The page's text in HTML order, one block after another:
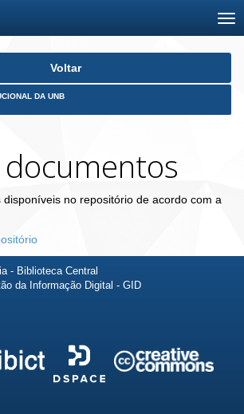
Voltar
DA UNB
disponíveis no repositório de acordo com a
- Biblioteca Central
da Informação Digital - GID